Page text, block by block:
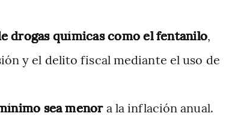
drogas químicas como el fentanilo,
y el delito fiscal mediante el uso de
sea menora la inflación anual.